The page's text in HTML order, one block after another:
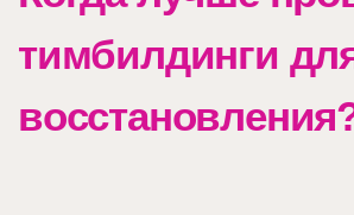
тимбилдинги